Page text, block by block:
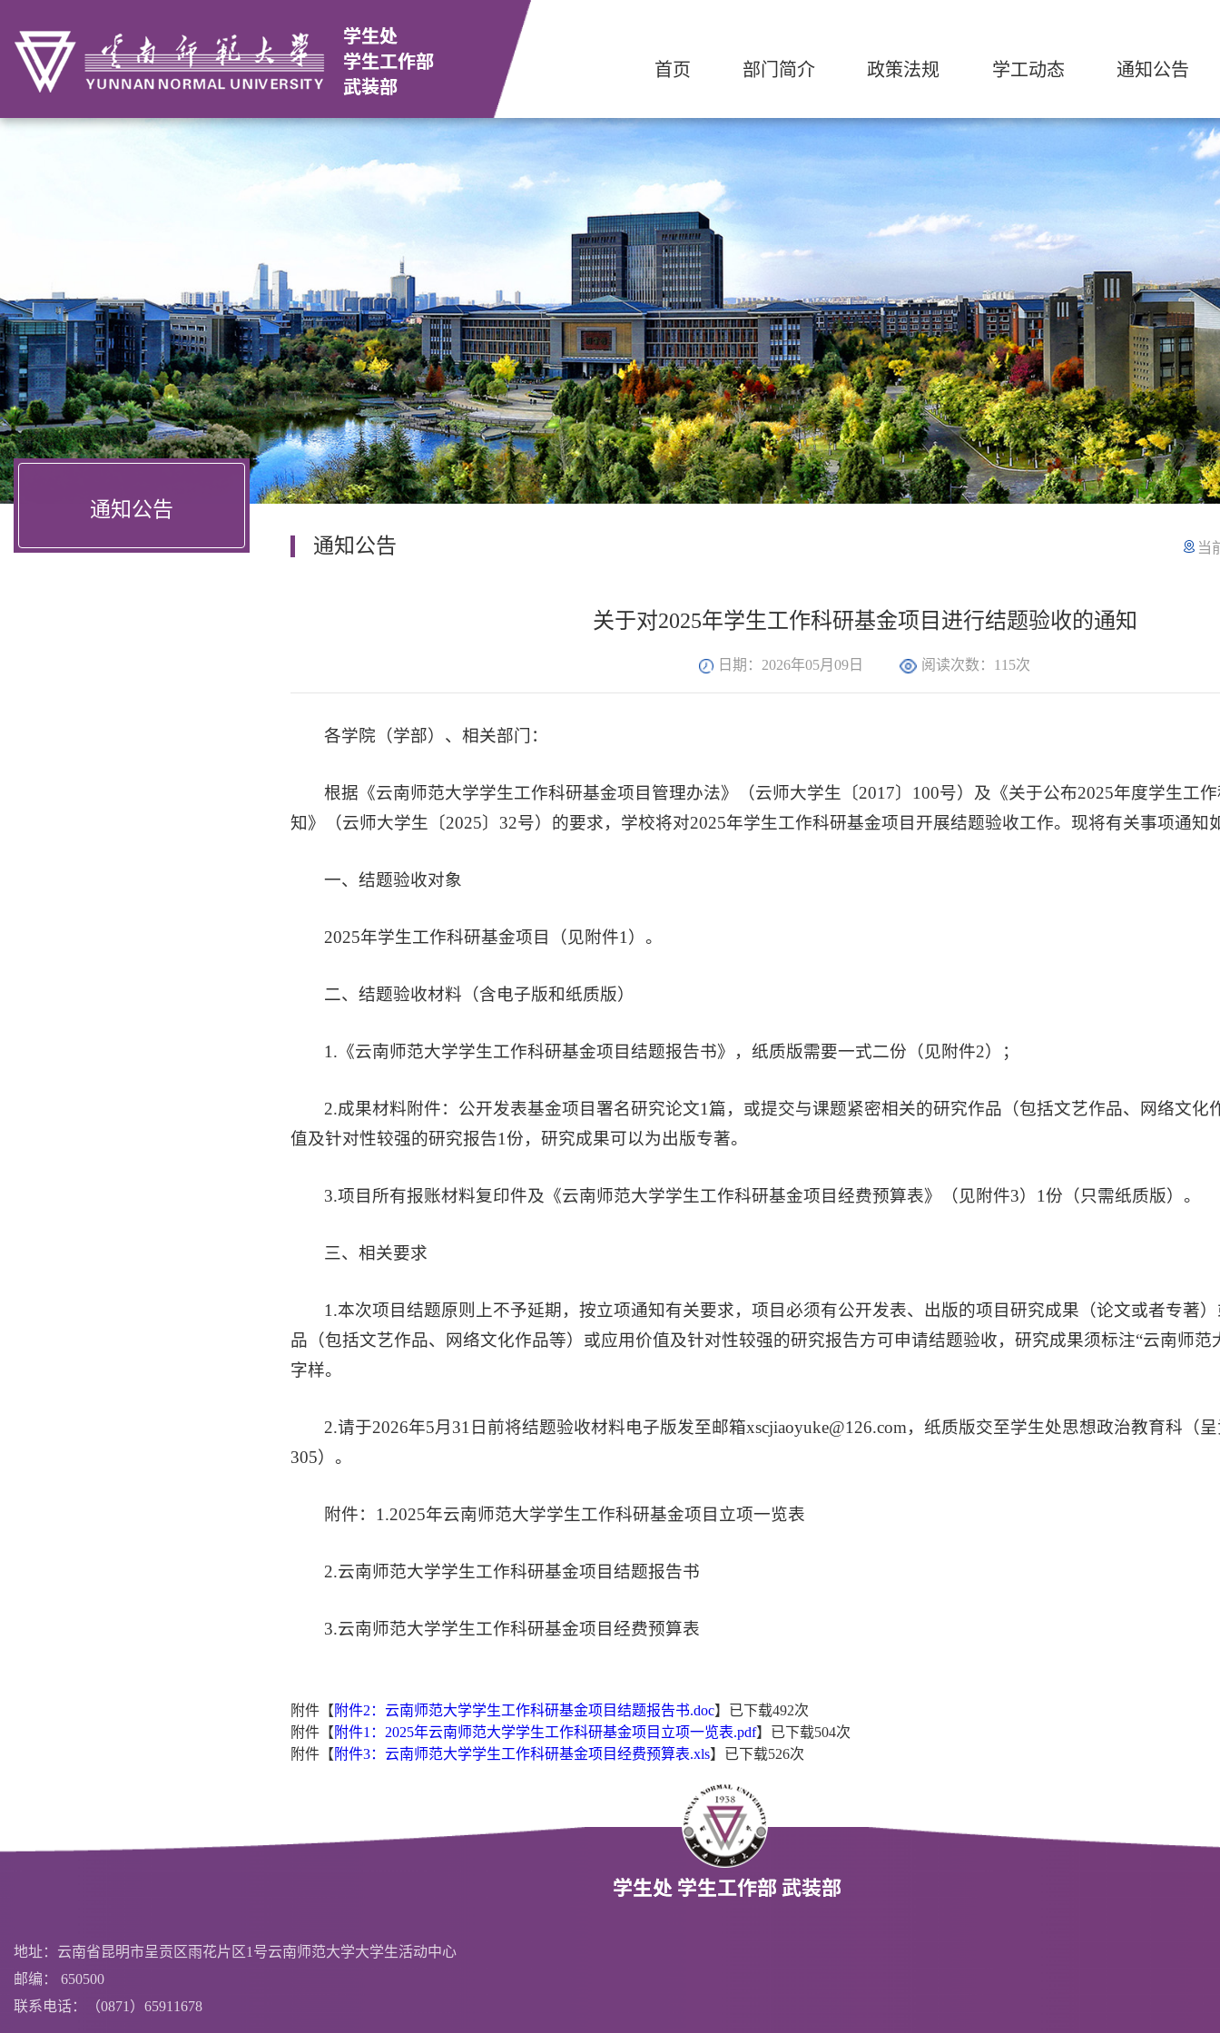
首页 部门简介 政策法规 学工动态 通知公告
通知公告
通知公告
当
关于对2025年学生工作科研基金项目进行结题验收的通知
日期：2026年05月09日 阅读次数： 115次
各学院（学部）、相关部门：
根据《云南师范大学学生工作科研基金项目管理办法》（云师大学生〔2017〕100号）及《关于公布2025年度学生工
知》（云师大学生〔2025〕32号）的要求，学校将对2025年学生工作科研基金项目开展结题验收工作。现将有关事项通知
一、结题验收对象
2025年学生工作科研基金项目（见附件1）。
二、结题验收材料（含电子版和纸质版）
1.《云南师范大学学生工作科研基金项目结题报告书》，纸质版需要一式二份（见附件2）；
2.成果材料附件：公开发表基金项目署名研究论文1篇，或提交与课题紧密相关的研究作品（包括文艺作品、网络文化
值及针对性较强的研究报告1份，研究成果可以为出版专著。
3.项目所有报账材料复印件及《云南师范大学学生工作科研基金项目经费预算表》（见附件3）1份（只需纸质版）。
三、相关要求
1.本次项目结题原则上不予延期，按立项通知有关要求，项目必须有公开发表、出版的项目研究成果（论文或者专著
品（包括文艺作品、网络文化作品等）或应用价值及针对性较强的研究报告方可申请结题验收，研究成果须标注“云南师范
字样。
2.请于2026年5月31日前将结题验收材料电子版发至邮箱xscjiaoyuke@126.com，纸质版交至学生处思想政治教育科（
305）。
附件：1.2025年云南师范大学学生工作科研基金项目立项一览表
2.云南师范大学学生工作科研基金项目结题报告书
3.云南师范大学学生工作科研基金项目经费预算表
附件【 附件2：云南师范大学学生工作科研基金项目结题报告书.doc】已下载492次
附件【 附件1：2025年云南师范大学学生工作科研基金项目立项一览表.pdf】已下载504次
附件【 附件3：云南师范大学学生工作科研基金项目经费预算表.xls】已下载526次
地址：云南省昆明市呈贡区雨花片区1号云南师范大学大学生活动中心
邮编： 650500
联系电话：（0871）65911678